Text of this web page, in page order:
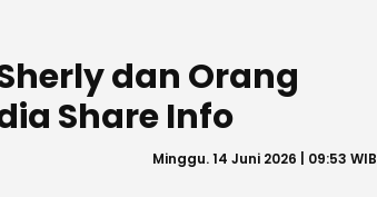
dan Orang
Share Info
Minggu. 14 Juni 2026 | 09:53 WIB